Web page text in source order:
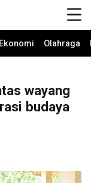
Ekonomi Olahraga
wayang
budaya